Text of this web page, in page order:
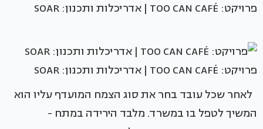
פרויקט: TOO CAN CAFÉ | אדריכלות ותכנון: SOAR
פרויקט: TOO CAN CAFÉ | אדריכלות ותכנון: SOAR
לאחר שכל עובד בחר את סוג הצמח המועדף עליו הוא
המשיך לטפל בו במשרד. מלבד הירידה במתח -